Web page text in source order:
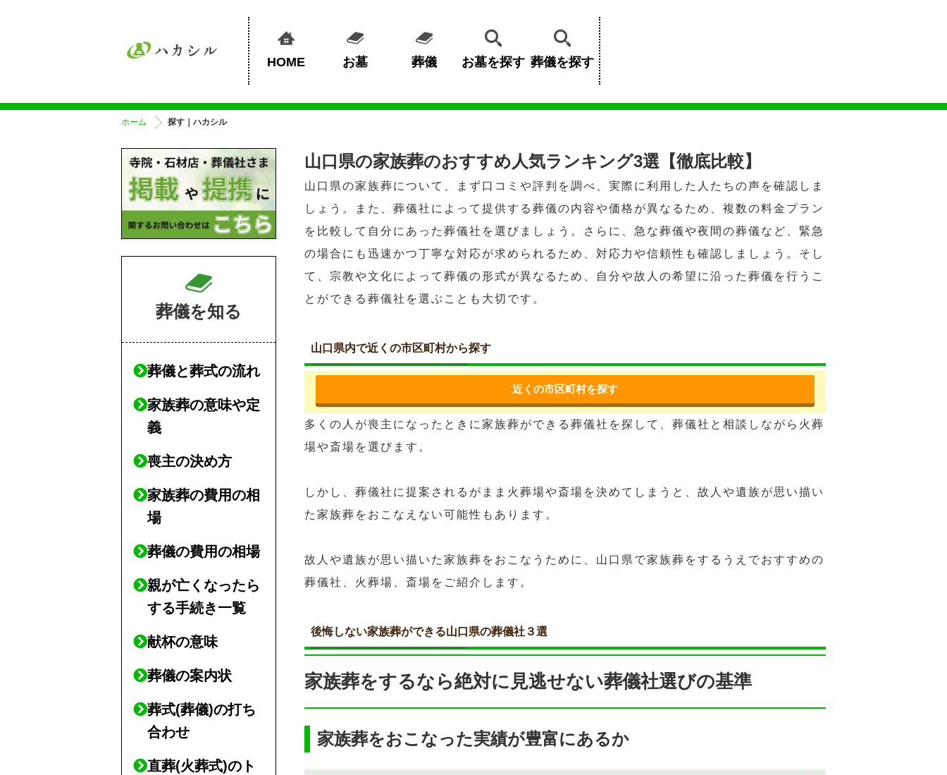
HOME お墓 葬儀 お墓を探す 葬儀を探す
ホーム 探す｜ハカシル
山口県の家族葬のおすすめ人気ランキング3選【徹底比較】
山口県の家族葬について、まず口コミや評判を調べ、実際に利用した人たちの声を確認しま
しょう。また、葬儀社によって提供する葬儀の内容や価格が異なるため、複数の料金プラン
を比較して自分にあった葬儀社を選びましょう。さらに、急な葬儀や夜間の葬儀など、緊急
の場合にも迅速かつ丁寧な対応が求められるため、対応力や信頼性も確認しましょう。そし
て、宗教や文化によって葬儀の形式が異なるため、自分や故人の希望に沿った葬儀を行うこ
とができる葬儀社を選ぶことも大切です。
山口県内で近くの市区町村から探す
近くの市区町村を探す
多くの人が喪主になったときに家族葬ができる葬儀社を探して、葬儀社と相談しながら火葬
場や斎場を選びます。
しかし、葬儀社に提案されるがまま火葬場や斎場を決めてしまうと、故人や遺族が思い描い
た家族葬をおこなえない可能性もあります。
故人や遺族が思い描いた家族葬をおこなうために、山口県で家族葬をするうえでおすすめの
葬儀社、火葬場、斎場をご紹介します。
後悔しない家族葬ができる山口県の葬儀社３選
家族葬をするなら絶対に見逃せない葬儀社選びの基準
家族葬をおこなった実績が豊富にあるか
葬儀を知る
葬儀と葬式の流れ
家族葬の意味や定
義
喪主の決め方
家族葬の費用の相
場
葬儀の費用の相場
親が亡くなったら
する手続き一覧
献杯の意味
葬儀の案内状
葬式(葬儀)の打ち
合わせ
直葬(火葬式)のト